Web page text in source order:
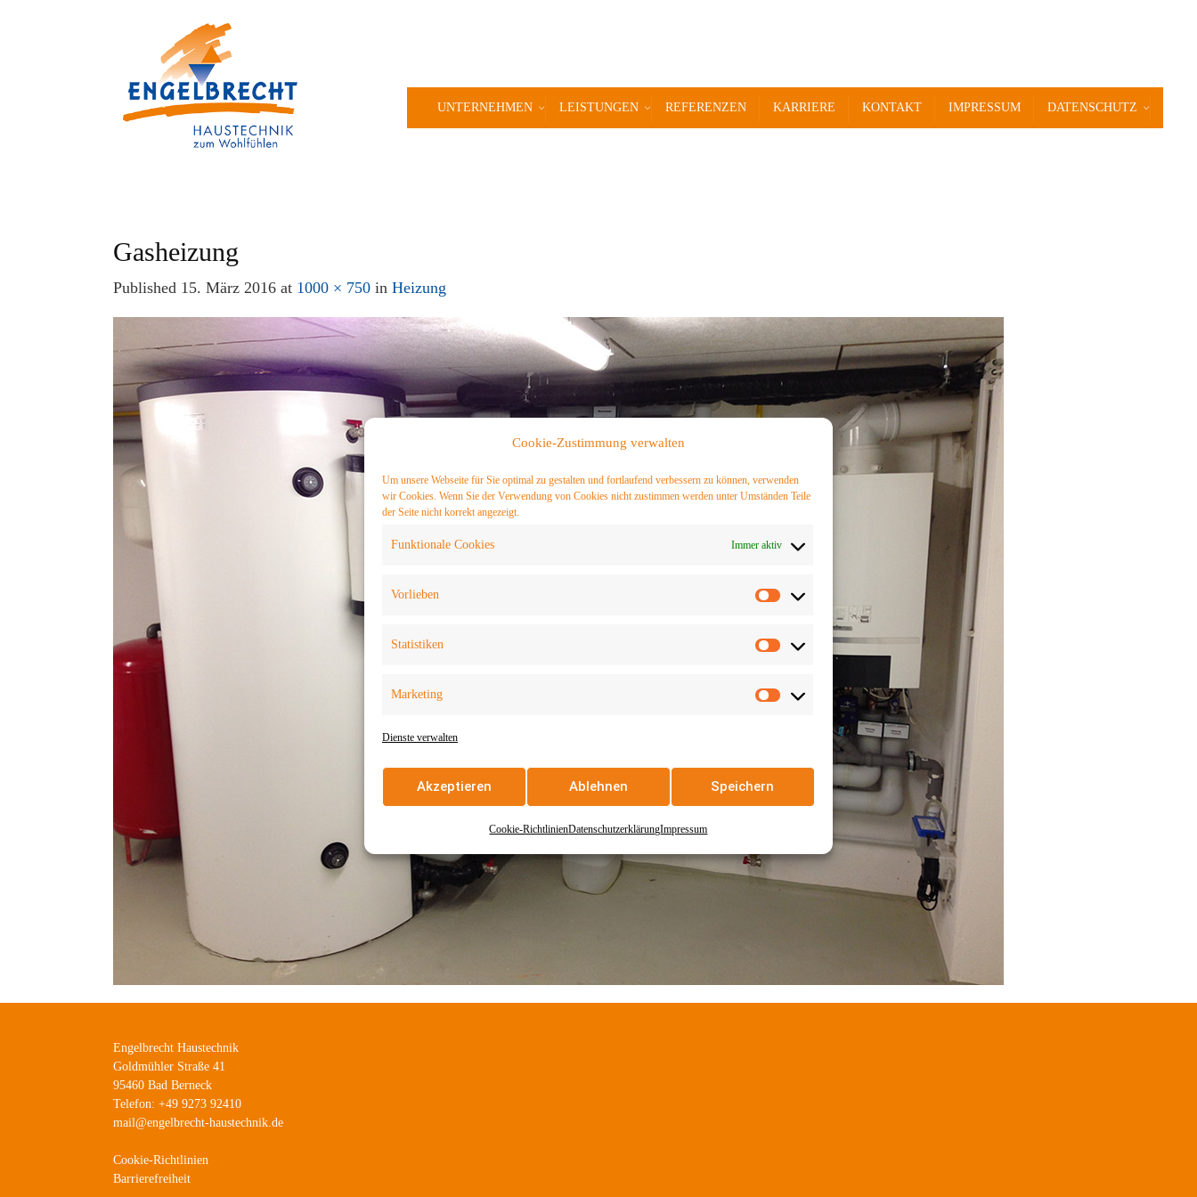
Cookie-Zustimmung verwalten
Um unsere Webseite für Sie optimal zu gestalten und fortlaufend verbessern zu können, verwenden
wir Cookies. Wenn Sie der Verwendung von Cookies nicht zustimmen werden unter Umständen Teile
der Seite nicht korrekt angezeigt.
Funktionale Cookies Immer aktiv
Vorlieben
Vorlieben
Statistiken
Statistiken
Marketing
Marketing
Dienste verwalten
Akzeptieren Ablehnen Speichern
Cookie-RichtlinienDatenschutzerklärungImpressum
UNTERNEHMEN LEISTUNGEN REFERENZEN KARRIERE KONTAKT IMPRESSUM DATENSCHUTZ
Gasheizung
Published 15. März 2016 at 1000 × 750 in Heizung
Engelbrecht Haustechnik
Goldmühler Straße 41
95460 Bad Berneck
Telefon: +49 9273 92410
mail@engelbrecht-haustechnik.de
Cookie-Richtlinien
Barrierefreiheit